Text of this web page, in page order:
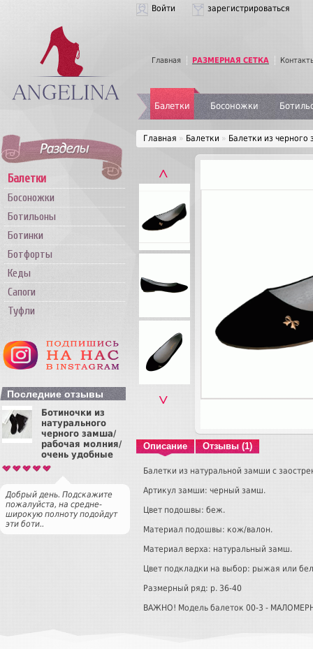
Войти зарегистрироваться
Главная РАЗМЕРНАЯ СЕТКА
Балетки Босоножки
Балетки
Босоножки
Ботильоны
Ботинки
Ботфорты
Кеды
Сапоги
Туфли
Последние отзывы
Ботиночки из
натурального
черного замша/
рабочая молния/
очень удобные
Добрый день. Подскажите
пожалуйста, на средне-
широкую полноту подойдут
эти боти..
Главная » Балетки » Балетки из
˄
˅
Описание Отзывы (1)
Балетки из натуральной замши с
Артикул замши: черный замш.
Цвет подошвы: беж.
Материал подошвы: кож/валон.
Материал верха: натуральный замш.
Цвет подкладки на выбор: рыжая или
Размерный ряд: р. 36-40
ВАЖНО! Модель балеток 00-3 -